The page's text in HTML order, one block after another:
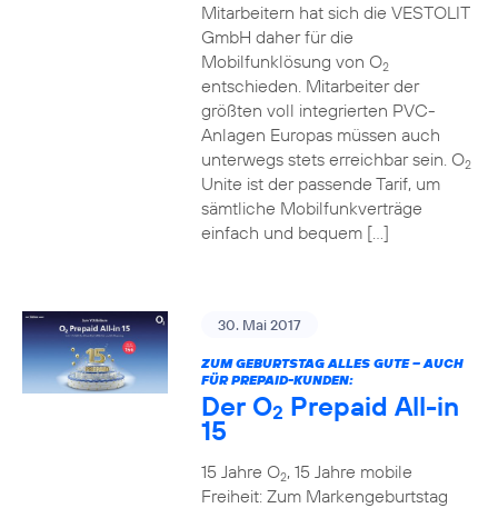
Mitarbeitern hat sich die VESTOLIT
GmbH daher für die
Mobilfunklösung von O2
entschieden. Mitarbeiter der
größten voll integrierten PVC-
Anlagen Europas müssen auch
unterwegs stets erreichbar sein. O2
Unite ist der passende Tarif, um
sämtliche Mobilfunkverträge
einfach und bequem […]
30. Mai 2017
ZUM GEBURTSTAG ALLES GUTE – AUCH
FÜR PREPAID-KUNDEN:
Der O2 Prepaid All-in
15
15 Jahre O2, 15 Jahre mobile
Freiheit: Zum Markengeburtstag